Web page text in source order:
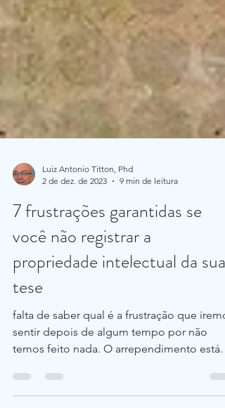
Luiz Antonio Titton, Phd
2 de dez. de 2023
7 frustrações garantidas se
você não registrar a
propriedade intelectual da sua
tese
sentir depois de algum tempo por não
temos feito nada. O arrependimento está